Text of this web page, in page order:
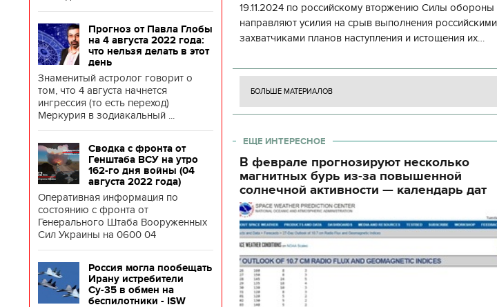
Прогноз от Павла Глобы
на 4 августа 2022 года:
что нельзя делать в этот
день
Знаменитый астролог говорит о
том, что 4 августа начнется
ингрессия (то есть переход)
Меркурия в зодиакальный ...
Сводка с фронта от
Генштаба ВСУ на утро
162-го дня войны (04
августа 2022 года)
Оперативная информация по
состоянию с фронта от
Генерального Штаба Вооруженных
Сил Украины на 0600 04
Россия могла пообещать
Ирану истребители
Су-35 в обмен на
беспилотники - ISW
19.11.2024 по российскому вторжению Силы обороны
направляют усилия на срыв выполнения российскими
захватчиками планов наступления и истощения их
боевых ст
БОЛЬШЕ МАТЕРИАЛОВ
ЕЩЕ ИНТЕРЕСНОЕ
В феврале прогнозируют несколько
магнитных бурь из-за повышенной
солнечной активности — календарь дат